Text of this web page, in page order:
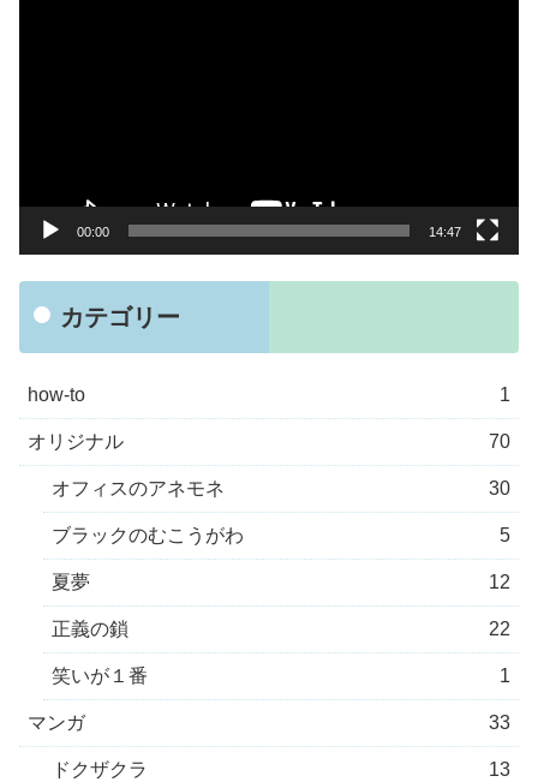
00:00 14:47
カテゴリー
how-to 1
オリジナル 70
オフィスのアネモネ 30
ブラックのむこうがわ 5
夏夢 12
正義の鎖 22
笑いが１番 1
マンガ 33
ドクザクラ 13